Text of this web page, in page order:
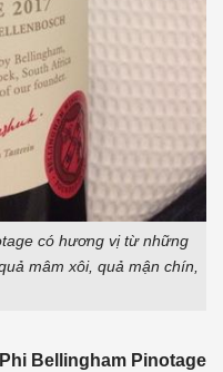
có hương vị từ những
mâm xôi, quả mận chín,
Bellingham Pinotage